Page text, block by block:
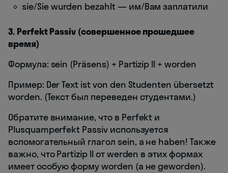
sie/Sie wurden bezahlt — им/Вам заплатили
3. Perfekt Passiv (совершенное прошедшее
время)
Формула: sein (Präsens) + Partizip II + worden
Пример: Der Text ist von den Studenten übersetzt
worden. (Текст был переведен студентами.)
Обратите внимание, что в Perfekt и
Plusquamperfekt Passiv используется
вспомогательный глагол sein, а не haben! Также
важно, что Partizip II от werden в этих формах
имеет особую форму worden (а не geworden).